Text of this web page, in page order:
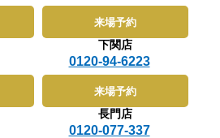
来場予約
下関店
0120-94-6223
来場予約
長門店
0120-077-337